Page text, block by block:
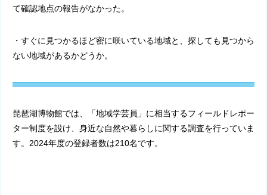
て確認地点の報告がなかった。
・すぐに見つかるほど密に咲いている地域と、探しても見つから
ない地域があるかどうか。
琵琶湖博物館では、「地域学芸員」に相当するフィールドレポー
ター制度を設け、身近な自然や暮らしに関する調査を行っていま
す。 2024年度の登録者数は210名です。